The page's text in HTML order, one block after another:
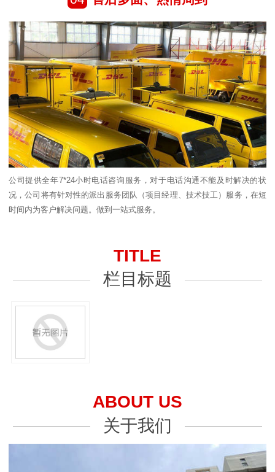
公司提供全年7*24小时电话咨询服务，对于电话沟通不能及时解决的状
况，公司将有针对性的派出服务团队（项目经理、技术技工）服务，在短
时间内为客户解决问题。做到一站式服务。
TITLE
栏目标题
ABOUT US
关于我们